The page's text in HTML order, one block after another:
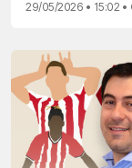
29/05/2026 • 15:02 •